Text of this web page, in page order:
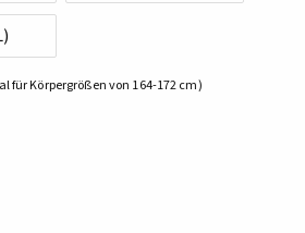
für Körpergrößen von 164-172 cm)